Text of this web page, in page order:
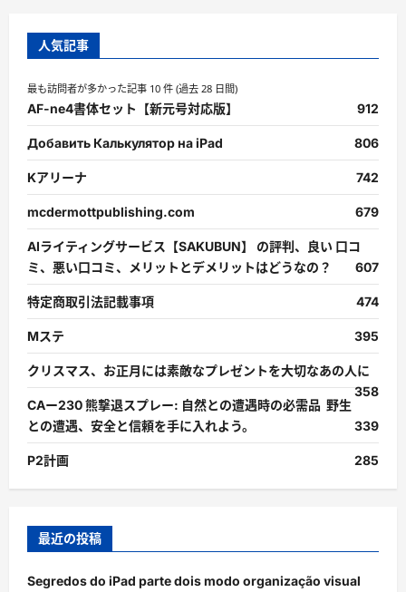
人気記事
最も訪問者が多かった記事 10 件 (過去 28 日間)
AF-ne4書体セット【新元号対応版】 912
Добавить Калькулятор на iPad 806
Kアリーナ 742
mcdermottpublishing.com 679
AIライティングサービス【SAKUBUN】 の評判、良い 口コ
ミ、悪い口コミ、メリットとデメリットはどうなの？
607
特定商取引法記載事項 474
Mステ 395
クリスマス、お正月には素敵なプレゼントを大切なあの人に
358
CAー230 熊撃退スプレー: 自然との遭遇時の必需品 野生
との遭遇、安全と信頼を手に入れよう。
339
P2計画 285
最近の投稿
Segredos do iPad parte dois modo organização visual